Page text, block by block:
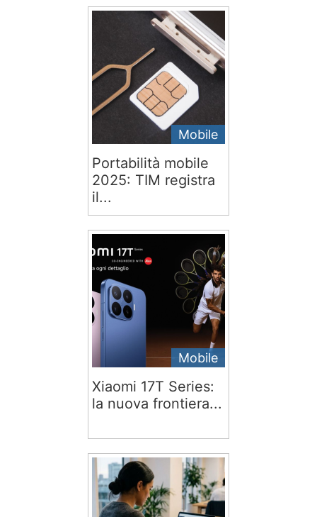
Mobile
Portabilità mobile
2025: TIM registra
il...
Mobile
Xiaomi 17T Series:
la nuova frontiera...